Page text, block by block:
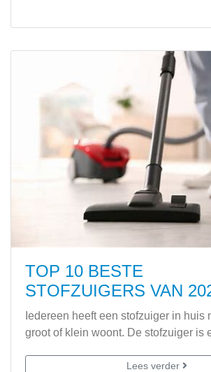
TOP 10 BESTE
STOFZUIGERS VAN
Iedereen heeft een stofzuiger in huis
groot of klein woont. De stofzuiger is
Lees verder